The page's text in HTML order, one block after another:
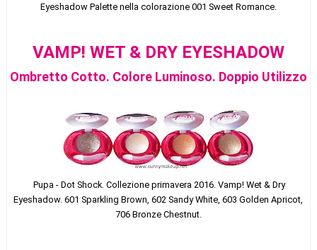
Eyeshadow Palette nella colorazione 001 Sweet Romance.
VAMP! WET & DRY EYESHADOW
Ombretto Cotto. Colore Luminoso. Doppio Utilizzo
Pupa - Dot Shock. Collezione primavera 2016. Vamp! Wet & Dry
Eyeshadow.601 Sparkling Brown, 602 Sandy White, 603 Golden Apricot,
706 Bronze Chestnut.